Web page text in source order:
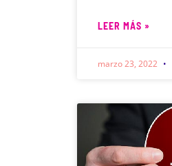
LEER MÁS »
marzo 23, 2022